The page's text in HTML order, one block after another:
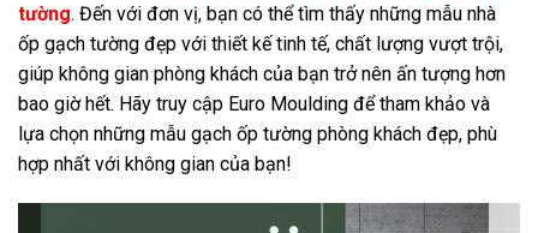
tường. Đến với đơn vị, bạn có thể tìm thấy những mẫu nhà
ốp gạch tường đẹp với thiết kế tinh tế, chất lượng vượt trội,
giúp không gian phòng khách của bạn trở nên ấn tượng hơn
bao giờ hết. Hãy truy cập Euro Moulding để tham khảo và
lựa chọn những mẫu gạch ốp tường phòng khách đẹp, phù
hợp nhất với không gian của bạn!